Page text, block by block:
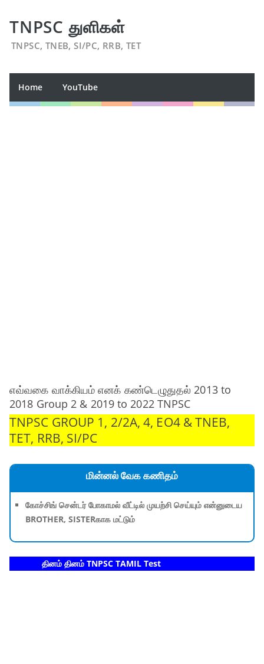
TNPSC துளிகள்
TNPSC, TNEB, SI/PC, RRB, TET
Home YouTube
எவ்வகை வாக்கியம் எனக் கண்டெழுதுதல் 2013 to
2018 Group 2 & 2019 to 2022 TNPSC
TNPSC GROUP 1, 2/2A, 4, EO4 & TNEB,
TET, RRB, SI/PC
மின்னல் வேக கணிதம்
கோச்சிங் சென்டர் போகாமல் வீட்டில் முயற்சி செய்யும் என்னுடைய
BROTHER, SISTERகாக மட்டும்
தினம் தினம் TNPSC TAMIL Test